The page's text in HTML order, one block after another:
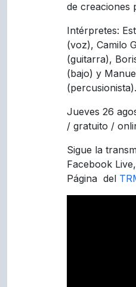
de creaciones
Intérpretes:
(voz), Camilo
(guitarra),
(bajo) y
(percusionista).
Jueves 26
/ gratuito /
Sigue la
Facebook
Página del